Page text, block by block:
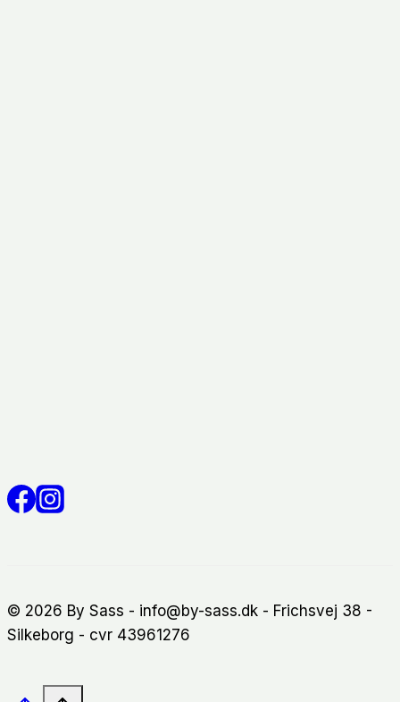
© 2026 By Sass - info@by-sass.dk - Frichsvej 38 -
Silkeborg - cvr 43961276